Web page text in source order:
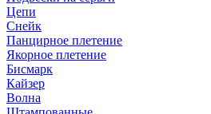
Цепи
Снейк
Панцирное плетение
Якорное плетение
Бисмарк
Кайзер
Волна